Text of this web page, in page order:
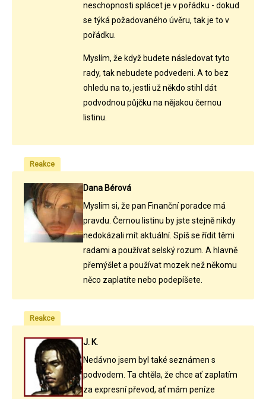
neschopnosti splácet je v pořádku - dokud
se týká požadovaného úvěru, tak je to v
pořádku.
Myslím, že když budete následovat tyto
rady, tak nebudete podvedeni. A to bez
ohledu na to, jestli už někdo stihl dát
podvodnou půjčku na nějakou černou
listinu.
Reakce
Dana Bérová
Myslím si, že pan Finanční poradce má
pravdu. Černou listinu by jste stejně nikdy
nedokázali mít aktuální. Spíš se řídit těmi
radami a používat selský rozum. A hlavně
přemýšlet a používat mozek než někomu
něco zaplatíte nebo podepíšete.
Reakce
J. K.
Nedávno jsem byl také seznámen s
podvodem. Ta chtěla, že chce ať zaplatím
za expresní převod, ať mám peníze